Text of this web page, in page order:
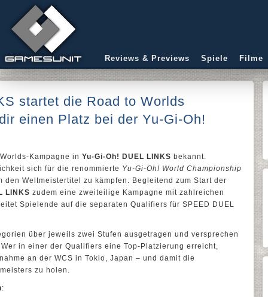
Reviews & Previews Spiele Filme
startet die Road to Worlds
einen Platz bei der Yu-Gi-Oh!
Kampagne in Yu-Gi-Oh! DUEL LINKS bekannt.
sich für die renommierte Yu-Gi-Oh! World Championship
Weltmeistertitel zu kämpfen. Begleitend zum Start der
LINKS zudem eine zweiteilige Kampagne mit zahlreichen
Spielende auf die separaten Qualifiers für SPEED DUEL
über jeweils zwei Stufen ausgetragen und versprechen
in einer der Qualifiers eine Top-Platzierung erreicht,
an der WCS in Tokio, Japan – und damit die
zu holen.
: